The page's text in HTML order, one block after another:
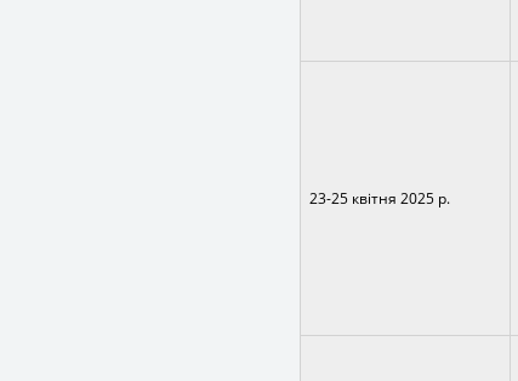
23-25 квітня 2025 р.